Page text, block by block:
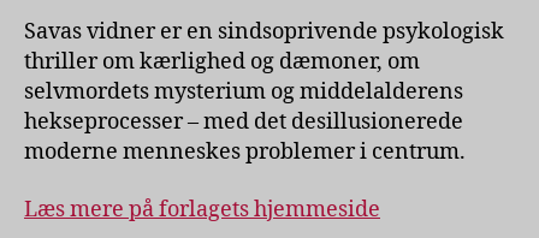
Savas vidner er en sindsoprivende psykologisk
thriller om kærlighed og dæmoner, om
selvmordets mysterium og middelalderens
hekseprocesser – med det desillusionerede
moderne menneskes problemer i centrum.
Læs mere på forlagets hjemmeside